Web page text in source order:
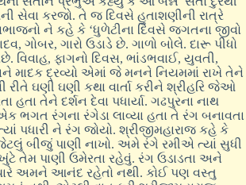
સેવા કરજો. તે જ દિવસે હુતાશણીની રાત્રે
ને કહે કે ‘ધુળેટીના દિવસે જગતના જીવો
ગોબર, ગારો ઉડાડે છે. ગાળો બોલે. દારૂ પીધો
વિવાહ, ફાગનો દિવસ, ભાંડભવાઈ, યુવતી,
માદક દ્રવ્યો એમાં જે મનને નિયમમાં રાખે તેને
ઘણી ઘણી કથા વાર્તા કરીને શ્રીહરિ જેઓ
હતા તેને દર્શન દેવા પધાર્યા. ગઢપુરના નાથ
ભગત રંગના રંગેડા લાવ્યા હતા તે રંગ બનાવતા
પધારી ને રંગ જોયો. શ્રીજીમહારાજ કહે કે
બીજું પાણી નાખો. અમે રંગે રમીએ ત્યાં સુધી
તેમ પાણી ઉમેરતા રહેવું. રંગ ઉડાડતા અને
અમને આનંદ રહેતો નથી. કોઈ પણ વસ્તુ